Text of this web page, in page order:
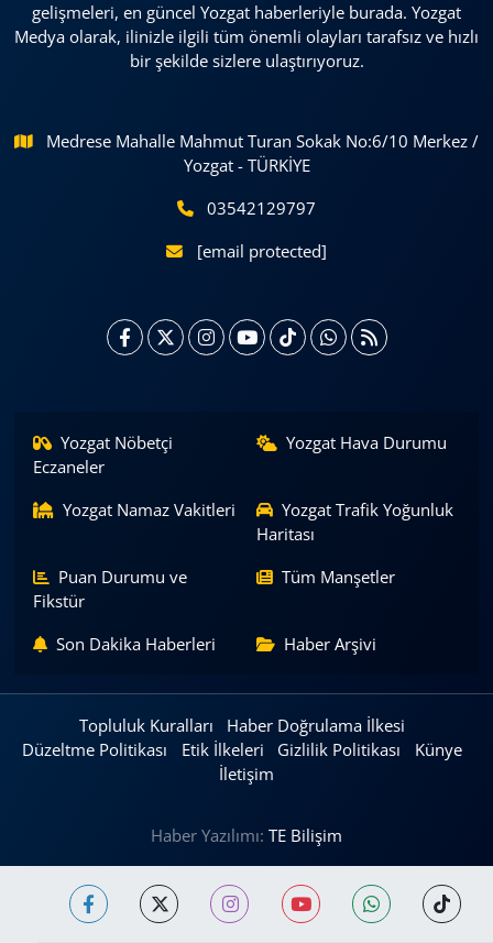
gelişmeleri, en güncel Yozgat haberleriyle burada. Yozgat
Medya olarak, ilinizle ilgili tüm önemli olayları tarafsız ve hızlı
bir şekilde sizlere ulaştırıyoruz.
Medrese Mahalle Mahmut Turan Sokak No:6/10 Merkez /
Yozgat - TÜRKİYE
03542129797
[email protected]
Yozgat Nöbetçi
Eczaneler
Yozgat Hava Durumu
Yozgat Namaz Vakitleri
Yozgat Trafik Yoğunluk
Haritası
Puan Durumu ve
Fikstür
Tüm Manşetler
Son Dakika Haberleri Haber Arşivi
Topluluk Kuralları
Haber Doğrulama İlkesi
Düzeltme Politikası
Etik İlkeleri Gizlilik Politikası
Künye
İletişim
Haber Yazılımı: TE Bilişim